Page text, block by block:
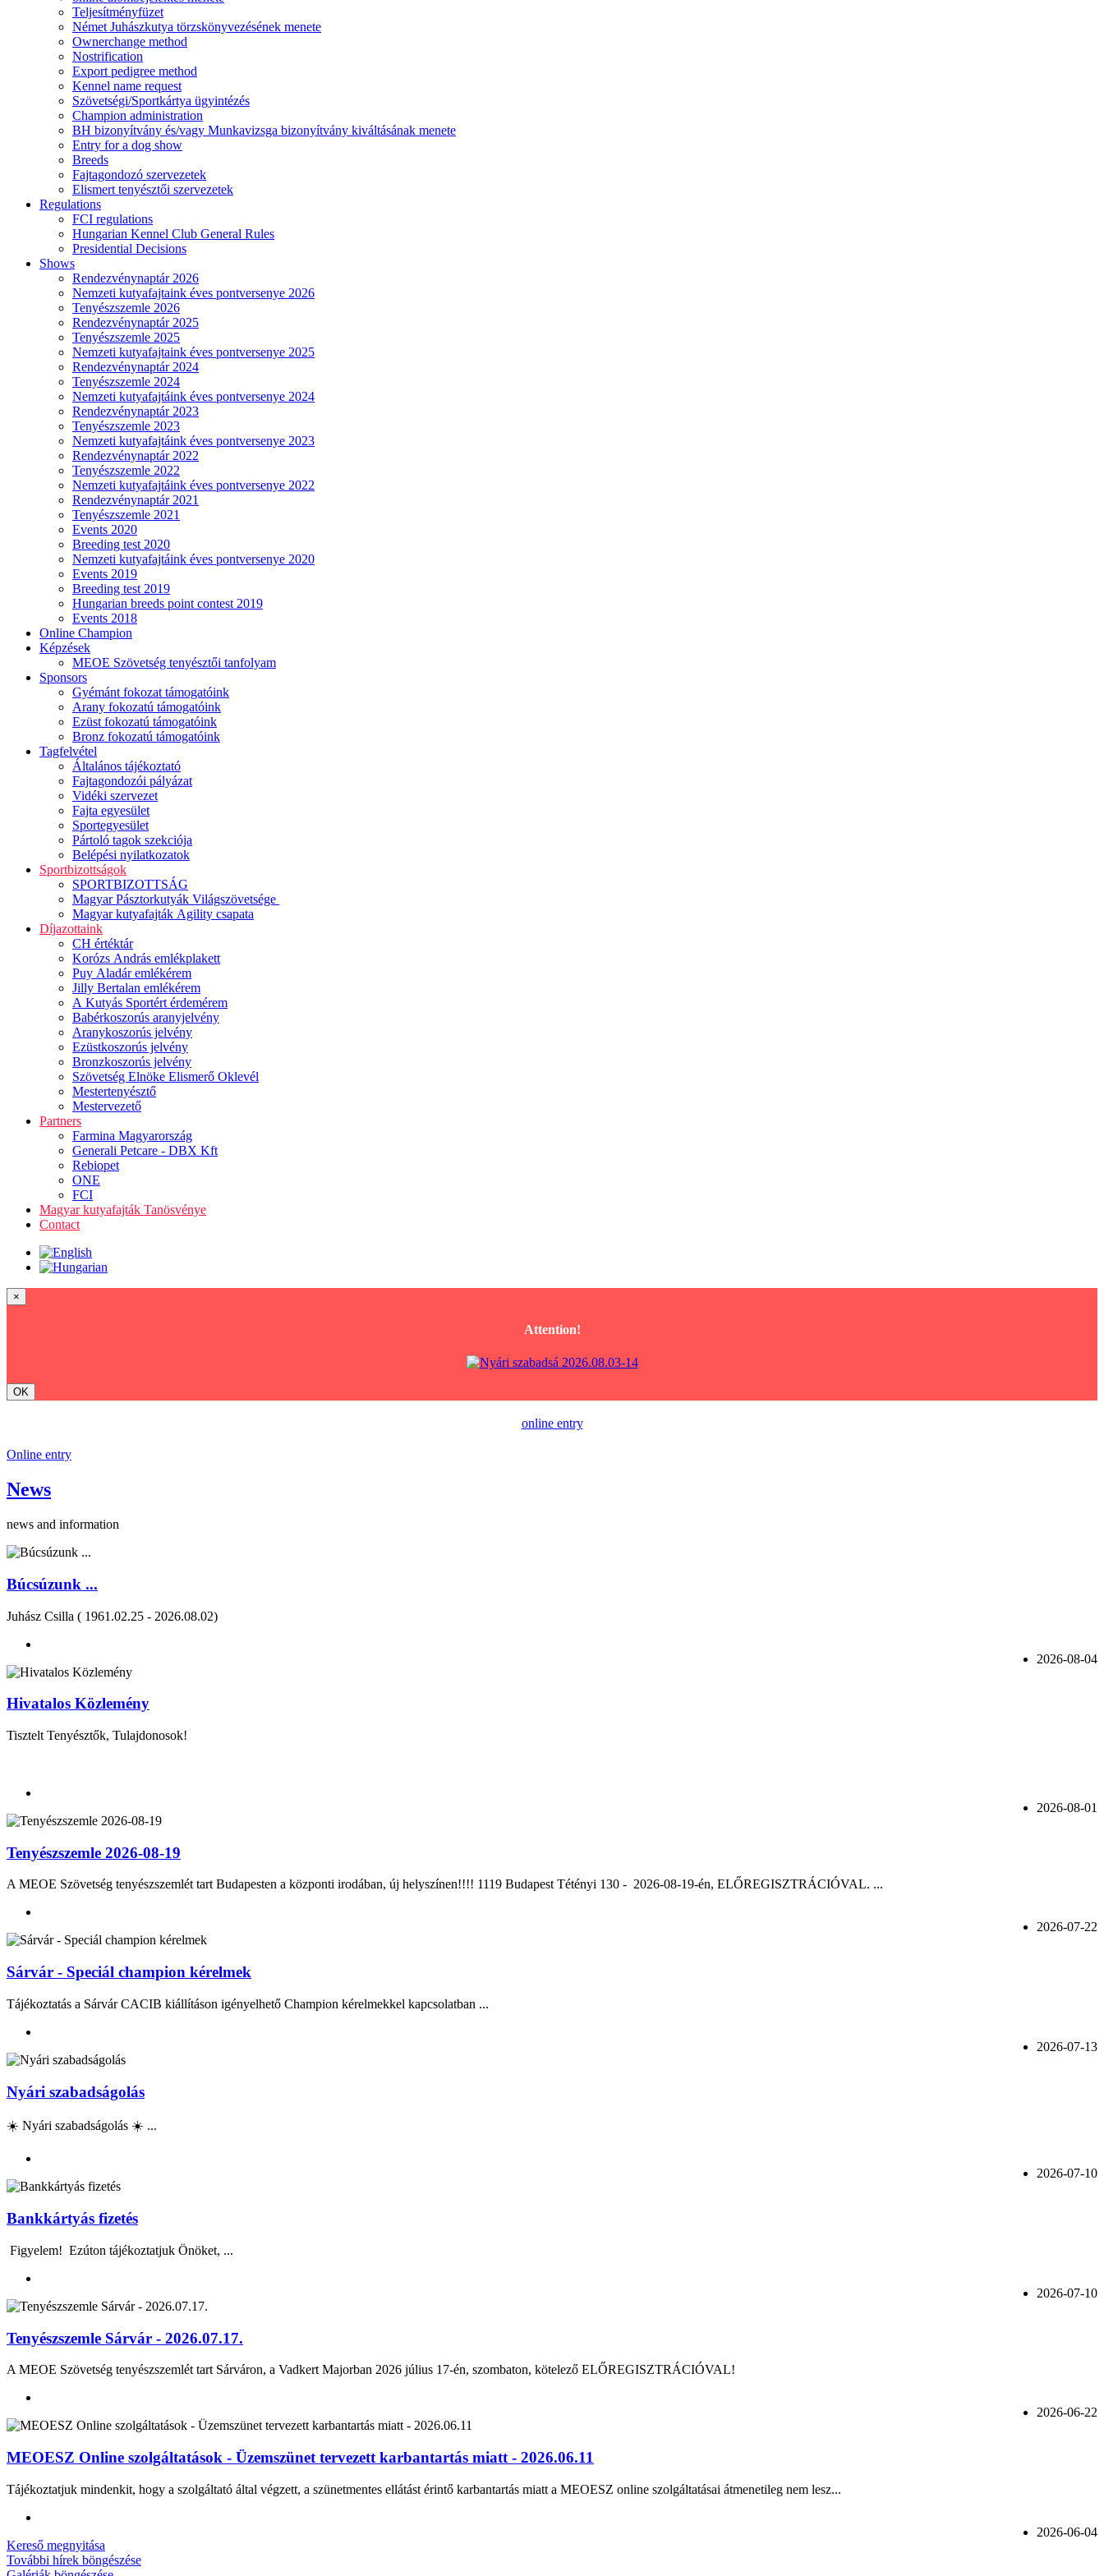
Teljesítményfüzet
Német Juhászkutya törzskönyvezésének menete
Ownerchange method
Nostrification
Export pedigree method
Kennel name request
Szövetségi/Sportkártya ügyintézés
Champion administration
BH bizonyítvány és/vagy Munkavizsga bizonyítvány kiváltásának menete
Entry for a dog show
Breeds
Fajtagondozó szervezetek
Elismert tenyésztői szervezetek
Regulations
FCI regulations
Hungarian Kennel Club General Rules
Presidential Decisions
Shows
Rendezvénynaptár 2026
Nemzeti kutyafajtaink éves pontversenye 2026
Tenyészszemle 2026
Rendezvénynaptár 2025
Tenyészszemle 2025
Nemzeti kutyafajtaink éves pontversenye 2025
Rendezvénynaptár 2024
Tenyészszemle 2024
Nemzeti kutyafajtáink éves pontversenye 2024
Rendezvénynaptár 2023
Tenyészszemle 2023
Nemzeti kutyafajtáink éves pontversenye 2023
Rendezvénynaptár 2022
Tenyészszemle 2022
Nemzeti kutyafajtáink éves pontversenye 2022
Rendezvénynaptár 2021
Tenyészszemle 2021
Events 2020
Breeding test 2020
Nemzeti kutyafajtáink éves pontversenye 2020
Events 2019
Breeding test 2019
Hungarian breeds point contest 2019
Events 2018
Online Champion
Képzések
MEOE Szövetség tenyésztői tanfolyam
Sponsors
Gyémánt fokozat támogatóink
Arany fokozatú támogatóink
Ezüst fokozatú támogatóink
Bronz fokozatú támogatóink
Tagfelvétel
Általános tájékoztató
Fajtagondozói pályázat
Vidéki szervezet
Fajta egyesület
Sportegyesület
Pártoló tagok szekciója
Belépési nyilatkozatok
Sportbizottságok
SPORTBIZOTTSÁG
Magyar Pásztorkutyák Világszövetsége
Magyar kutyafajták Agility csapata
Díjazottaink
CH értéktár
Korózs András emlékplakett
Puy Aladár emlékérem
Jilly Bertalan emlékérem
A Kutyás Sportért érdemérem
Babérkoszorús aranyjelvény
Aranykoszorús jelvény
Ezüstkoszorús jelvény
Bronzkoszorús jelvény
Szövetség Elnöke Elismerő Oklevél
Mestertenyésztő
Mestervezető
Partners
Farmina Magyarország
Generali Petcare - DBX Kft
Rebiopet
ONE
FCI
Magyar kutyafajták Tanösvénye
Contact
×
Attention!
OK
online entry
Online entry
News
news and information
Búcsúzunk ...
Juhász Csilla ( 1961.02.25 - 2026.08.02)
2026-08-04
Hivatalos Közlemény
Tisztelt Tenyésztők, Tulajdonosok!
2026-08-01
Tenyészszemle 2026-08-19
A MEOE Szövetség tenyészszemlét tart Budapesten a központi irodában, új helyszínen!!!! 1119 Budapest Tétényi 130 - 2026-08-19-én, ELŐREGISZTRÁCIÓVAL. ...
2026-07-22
Sárvár - Speciál champion kérelmek
Tájékoztatás a Sárvár CACIB kiállításon igényelhető Champion kérelmekkel kapcsolatban ...
2026-07-13
Nyári szabadságolás
☀️ Nyári szabadságolás ☀️ ...
2026-07-10
Bankkártyás fizetés
Figyelem! Ezúton tájékoztatjuk Önöket, ...
2026-07-10
Tenyészszemle Sárvár - 2026.07.17.
A MEOE Szövetség tenyészszemlét tart Sárváron, a Vadkert Majorban 2026 július 17-én, szombaton, kötelező ELŐREGISZTRÁCIÓVAL!
2026-06-22
MEOESZ Online szolgáltatások - Üzemszünet tervezett karbantartás miatt - 2026.06.11
Tájékoztatjuk mindenkit, hogy a szolgáltató által végzett, a szünetmentes ellátást érintő karbantartás miatt a MEOESZ online szolgáltatásai átmenetileg nem lesz...
2026-06-04
Kereső megnyitása
További hírek böngészése